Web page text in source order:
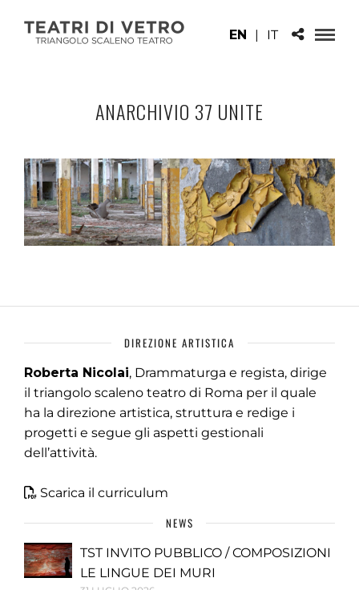
EN | IT
ANARCHIVIO 37 UNITE
DIREZIONE ARTISTICA
Roberta Nicolai, Drammaturga e regista, dirige
il triangolo scaleno teatro di Roma per il quale
ha la direzione artistica, struttura e redige i
progetti e segue gli aspetti gestionali
dell’attività.
Scarica il curriculum
NEWS
TST INVITO PUBBLICO / COMPOSIZIONI
LE LINGUE DEI MURI